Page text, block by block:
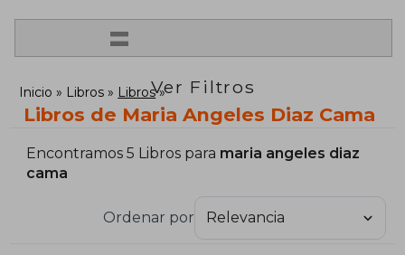
=
Ver Filtros
Inicio Libros Libros
Libros de Maria Angeles Diaz Cama
Encontramos 5 Libros para maria angeles diaz
cama
Ordenar por